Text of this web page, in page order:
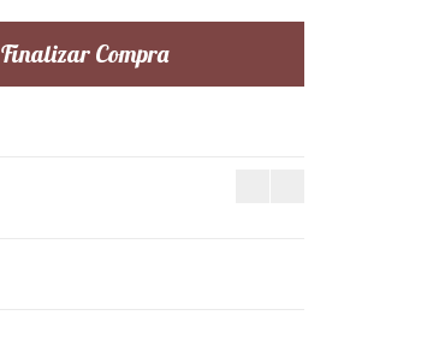
Finalizar Compra